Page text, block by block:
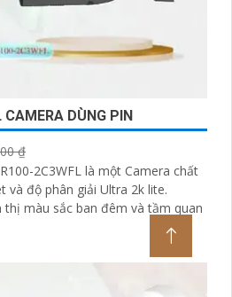
DÙNG PIN
₫
2C3WFL là một Camera chất
và độ phân giải Ultra 2k lite.
thị màu sắc ban đêm và tầm quan